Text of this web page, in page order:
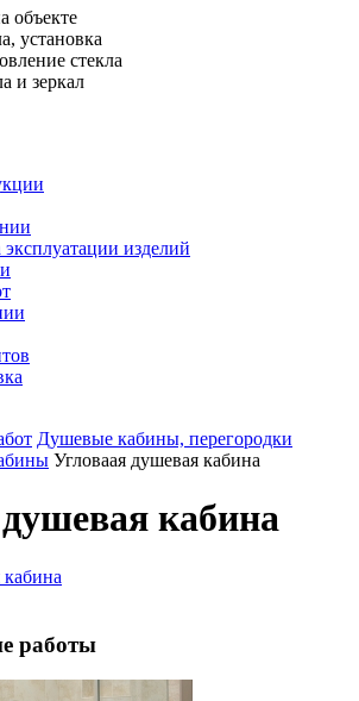
объекте
установка
стекла
и зеркал
изделий
Душевые кабины, перегородки
Угловаая душевая кабина
кабина
работы